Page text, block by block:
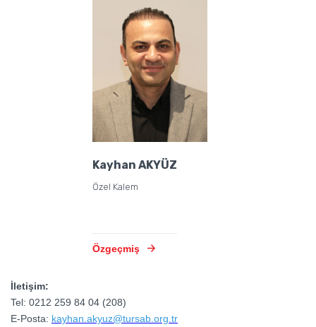
Kayhan AKYÜZ
Özel Kalem
Özgeçmiş
İletişim:
Tel: 0212 259 84 04 (208)
E-Posta: kayhan.akyuz@tursab.org.tr